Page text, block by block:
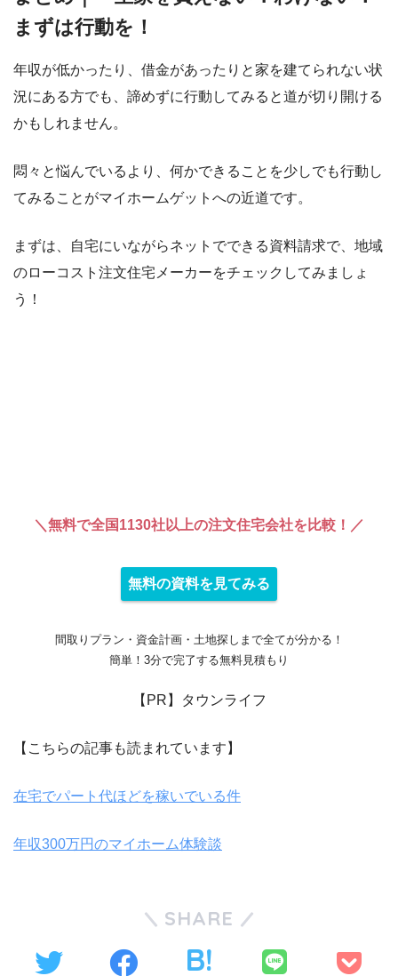
まずは行動を！
年収が低かったり、借金があったりと家を建てられない状
況にある方でも、諦めずに行動してみると道が切り開ける
かもしれません。
悶々と悩んでいるより、何かできることを少しでも行動し
てみることがマイホームゲットへの近道です。
まずは、自宅にいながらネットでできる資料請求で、地域
のローコスト注文住宅メーカーをチェックしてみましょ
う！
＼無料で全国1130社以上の注文住宅会社を比較！／
無料の資料を見てみる
間取りプラン・資金計画・土地探しまで全てが分かる！
簡単！3分で完了する無料見積もり
【PR】タウンライフ
【こちらの記事も読まれています】
在宅でパート代ほどを稼いでいる件
年収300万円のマイホーム体験談
SHARE